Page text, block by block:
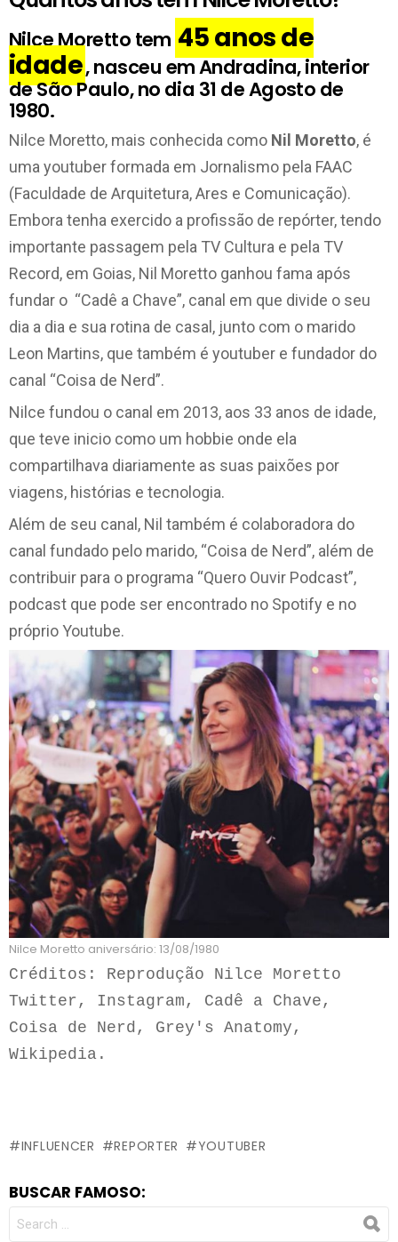
Nilce Moretto tem 45 anos de
idade, nasceu em Andradina, interior
de São Paulo, no dia 31 de Agosto de
1980.
Nilce Moretto, mais conhecida como Nil Moretto, é
uma youtuber formada em Jornalismo pela FAAC
(Faculdade de Arquitetura, Ares e Comunicação).
Embora tenha exercido a profissão de repórter, tendo
importante passagem pela TV Cultura e pela TV
Record, em Goias, Nil Moretto ganhou fama após
fundar o “Cadê a Chave”, canal em que divide o seu
dia a dia e sua rotina de casal, junto com o marido
Leon Martins, que também é youtuber e fundador do
canal “Coisa de Nerd”.
Nilce fundou o canal em 2013, aos 33 anos de idade,
que teve inicio como um hobbie onde ela
compartilhava diariamente as suas paixões por
viagens, histórias e tecnologia.
Além de seu canal, Nil também é colaboradora do
canal fundado pelo marido, “Coisa de Nerd”, além de
contribuir para o programa “Quero Ouvir Podcast”,
podcast que pode ser encontrado no Spotify e no
próprio Youtube.
Nilce Moretto aniversário: 13/08/1980
Créditos: Reprodução Nilce Moretto
Twitter, Instagram, Cadê a Chave,
Coisa de Nerd, Grey's Anatomy,
Wikipedia.
INFLUENCER REPORTER YOUTUBER
BUSCAR FAMOSO:
FOR: